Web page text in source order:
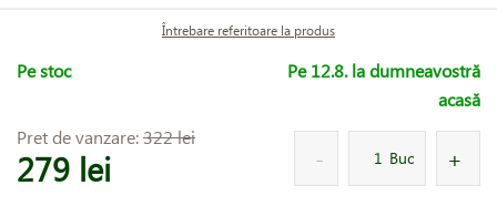
Întrebare referitoare la produs
Pe stoc
Pe 12.8. la dumneavostră
acasă
Pret de vanzare:322 lei
279 lei Buc